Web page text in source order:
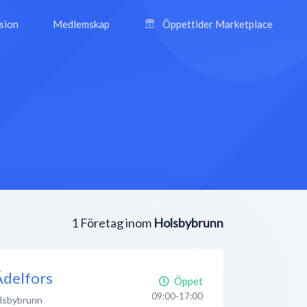
Medlemskap Öppettider Marketplace
1 Företag inom Holsbybrunn
Öppet
09:00-17:00